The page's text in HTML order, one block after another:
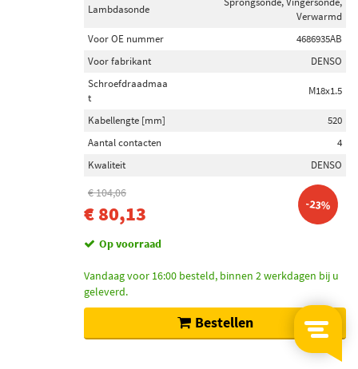
Lambdasonde
Verwarmd
Voor OE nummer
4686935AB
Voor fabrikant
DENSO
Schroefdraadmaa
t
M18x1.5
Kabellengte [mm]
520
Aantal contacten
4
Kwaliteit
DENSO
€ 104,06
€ 80,13 -23%
Op voorraad
Vandaag voor 16:00 besteld, binnen 2 werkdagen bij u
geleverd.
Bestellen